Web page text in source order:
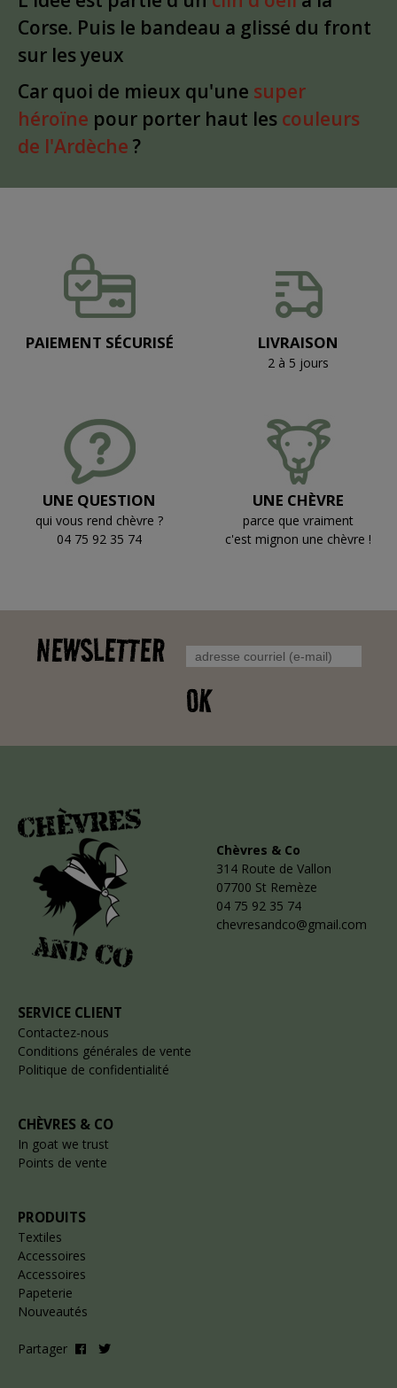
Corse. Puis le bandeau a glissé du front
sur les yeux
Car quoi de mieux qu'une super
héroïne pour porter haut les couleurs
de l'Ardèche ?
PAIEMENT SÉCURISÉ LIVRAISON
2 à 5 jours
UNE QUESTION
qui vous rend chèvre ?
04 75 92 35 74
UNE CHÈVRE
parce que vraiment
c'est mignon une chèvre !
NEWSLETTER
OK
Chèvres & Co
314 Route de Vallon
07700 St Remèze
04 75 92 35 74
chevresandco@gmail.com
SERVICE CLIENT
Contactez-nous
Conditions générales de vente
Politique de confidentialité
CHÈVRES & CO
In goat we trust
Points de vente
PRODUITS
Textiles
Accessoires
Accessoires
Papeterie
Nouveautés
Partager